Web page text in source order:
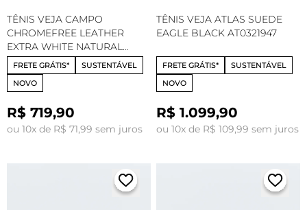
TÊNIS VEJA CAMPO
CHROMEFREE LEATHER
EXTRA WHITE NATURAL
CP0502429
FRETE GRÁTIS*
SUSTENTÁVEL
NOVO
R$ 719,90
ou 10x de R$ 71,99 sem juros
TÊNIS VEJA ATLAS SUEDE
EAGLE BLACK AT0321947
FRETE GRÁTIS*
SUSTENTÁVEL
NOVO
R$ 1.099,90
ou 10x de R$ 109,99 sem juros